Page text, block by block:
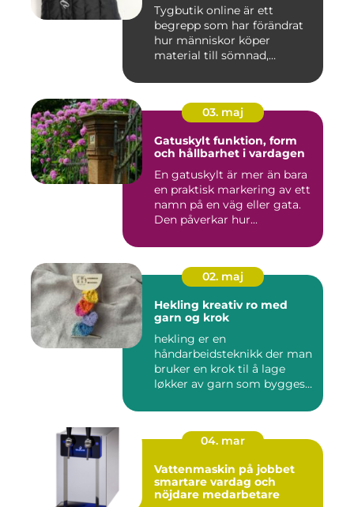
Tygbutik online är ett
begrepp som har förändrat
hur människor köper
material till sömnad,
03. maj
Gatuskylt funktion, form
och hållbarhet i vardagen
En gatuskylt är mer än bara
en praktisk markering av ett
namn på en väg eller gata.
Den påverkar hur...
02. maj
Hekling kreativ ro med
garn og krok
hekling er en
håndarbeidsteknikk der man
bruker en krok til å lage
løkker av garn som bygges
04. mar
Vattenmaskin på jobbet
smartare vardag och
nöjdare medarbetare